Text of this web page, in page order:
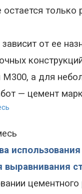
только
от ее
М300, а для
— цемент
выравнивания
цементного